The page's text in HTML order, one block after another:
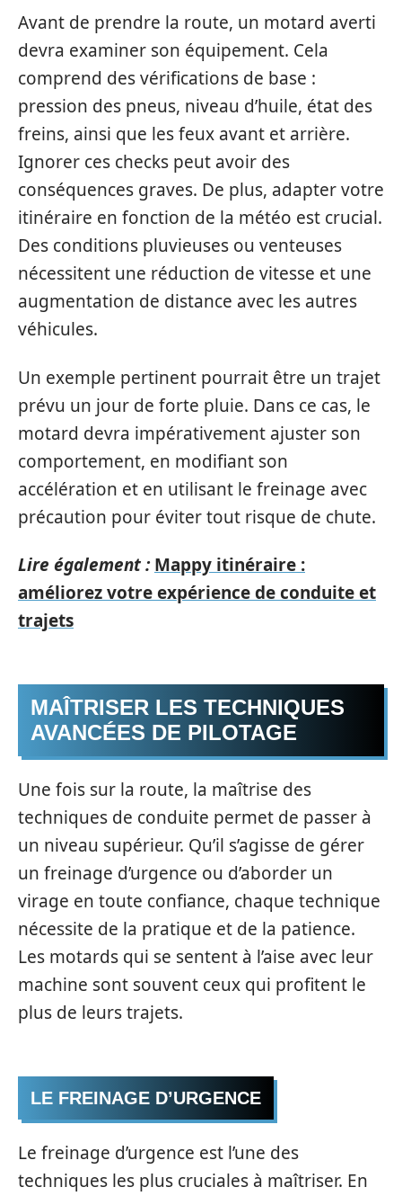
Avant de prendre la route, un motard averti
devra examiner son équipement. Cela
comprend des vérifications de base :
pression des pneus, niveau d’huile, état des
freins, ainsi que les feux avant et arrière.
Ignorer ces checks peut avoir des
conséquences graves. De plus, adapter votre
itinéraire en fonction de la météo est crucial.
Des conditions pluvieuses ou venteuses
nécessitent une réduction de vitesse et une
augmentation de distance avec les autres
véhicules.
Un exemple pertinent pourrait être un trajet
prévu un jour de forte pluie. Dans ce cas, le
motard devra impérativement ajuster son
comportement, en modifiant son
accélération et en utilisant le freinage avec
précaution pour éviter tout risque de chute.
Lire également : Mappy itinéraire :
améliorez votre expérience de conduite et
trajets
MAÎTRISER LES TECHNIQUES
AVANCÉES DE PILOTAGE
Une fois sur la route, la maîtrise des
techniques de conduite permet de passer à
un niveau supérieur. Qu’il s’agisse de gérer
un freinage d’urgence ou d’aborder un
virage en toute confiance, chaque technique
nécessite de la pratique et de la patience.
Les motards qui se sentent à l’aise avec leur
machine sont souvent ceux qui profitent le
plus de leurs trajets.
LE FREINAGE D’URGENCE
Le freinage d’urgence est l’une des
techniques les plus cruciales à maîtriser. En